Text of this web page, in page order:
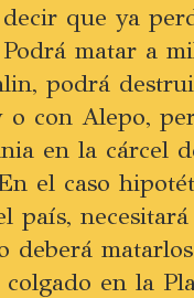
que ya
matar a
podrá
con Alepo,
en la cárcel
el caso
país,
deberá
en la